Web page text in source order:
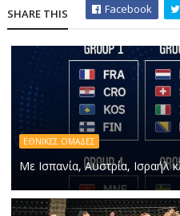
SHARE THIS Facebook
ΕΘΝΙΚΕΣ ΟΜΑΔΕΣ
Με Ισπανία, Αυστρία, Ισραήλ